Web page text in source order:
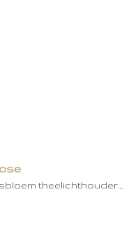
theelichthouder…